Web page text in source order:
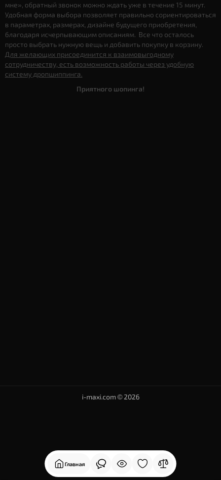
Главная
мне», обратный звонок можно ждать уже в течение 15 минут.
Удобная форма выбора позволяет правильно сориентироваться
в параметрах, размерах, дизайне будущего приобретения,
благодаря исчерпывающим описаниям. Все что осталось
просто выбрать нужную вещь и добавить покупку в корзину.
Для желающих присоединится к взаимовыгодному
сотрудничеству, есть возможность работы через удобную
систему дропшиппинга.
Приятного шопинга!
i-maxi.com © 2026